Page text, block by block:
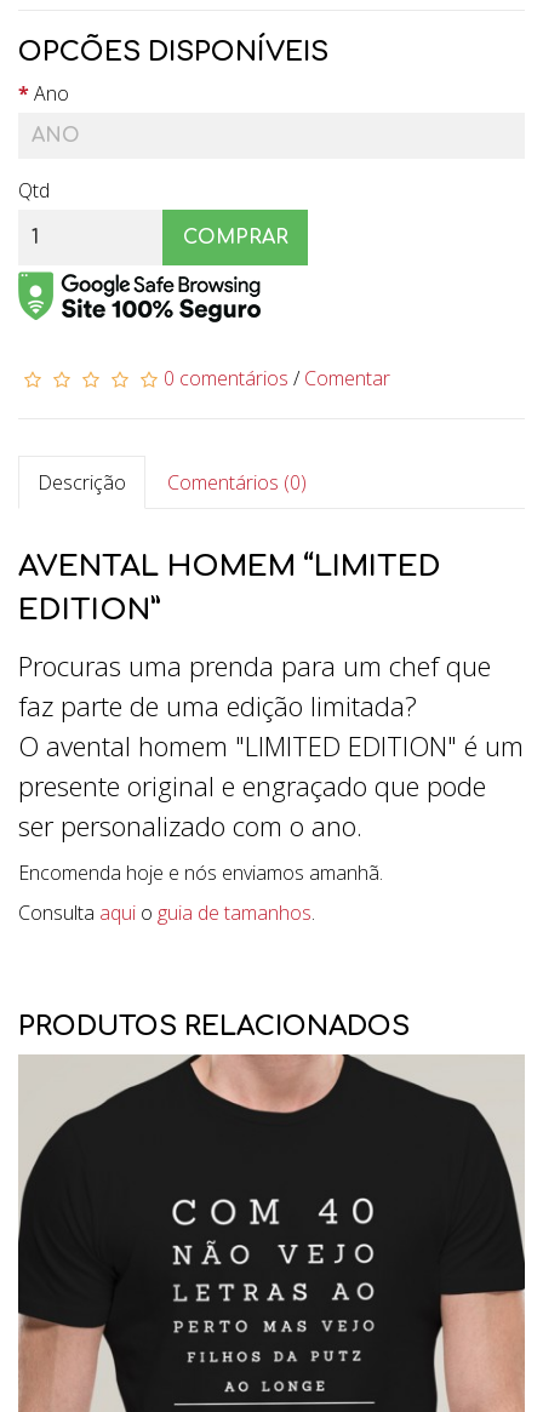
OPCÕES DISPONÍVEIS
Ano
Qtd
COMPRAR
0 comentários /Comentar
Descrição Comentários (0)
AVENTAL HOMEM “LIMITED
EDITION”
Procuras uma prenda para um chef que
faz parte de uma edição limitada?
O avental homem "LIMITED EDITION" é um
presente original e engraçado que pode
ser personalizado com o ano.
Encomenda hoje e nós enviamos amanhã.
Consulta aqui o guia de tamanhos.
PRODUTOS RELACIONADOS